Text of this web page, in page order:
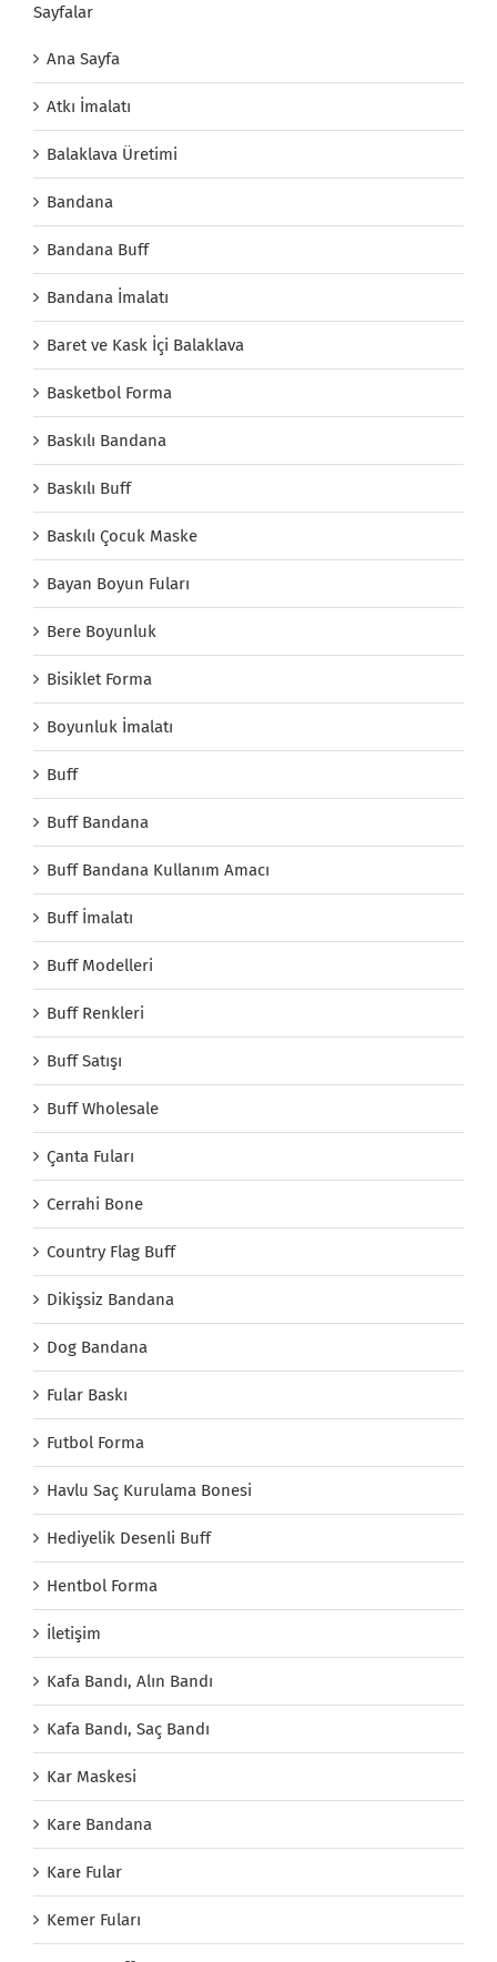
Sayfalar
Ana Sayfa
Atkı İmalatı
Balaklava Üretimi
Bandana
Bandana Buff
Bandana İmalatı
Baret ve Kask İçi Balaklava
Basketbol Forma
Baskılı Bandana
Baskılı Buff
Baskılı Çocuk Maske
Bayan Boyun Fuları
Bere Boyunluk
Bisiklet Forma
Boyunluk İmalatı
Buff
Buff Bandana
Buff Bandana Kullanım Amacı
Buff İmalatı
Buff Modelleri
Buff Renkleri
Buff Satışı
Buff Wholesale
Çanta Fuları
Cerrahi Bone
Country Flag Buff
Dikişsiz Bandana
Dog Bandana
Fular Baskı
Futbol Forma
Havlu Saç Kurulama Bonesi
Hediyelik Desenli Buff
Hentbol Forma
İletişim
Kafa Bandı, Alın Bandı
Kafa Bandı, Saç Bandı
Kar Maskesi
Kare Bandana
Kare Fular
Kemer Fuları